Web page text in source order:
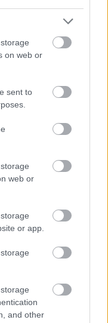
on web or
sent to
web or
or app.
and other
αποτελέσει το
στα
κοντό της
που το
των όσων
το δικό του
αναφέροντας
πρόσωπα.